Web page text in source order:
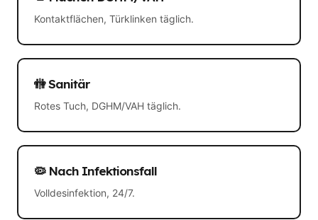
Kontaktflächen, Türklinken täglich.
🚻 Sanitär
Rotes Tuch, DGHM/VAH täglich.
🦠 Nach Infektionsfall
Volldesinfektion, 24/7.